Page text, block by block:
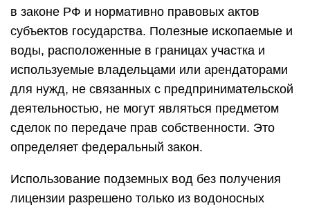
в законе РФ и нормативно правовых актов
субъектов государства. Полезные ископаемые и
воды, расположенные в границах участка и
используемые владельцами или арендаторами
для нужд, не связанных с предпринимательской
деятельностью, не могут являться предметом
сделок по передаче прав собственности. Это
определяет федеральный закон.
Использование подземных вод без получения
лицензии разрешено только из водоносных